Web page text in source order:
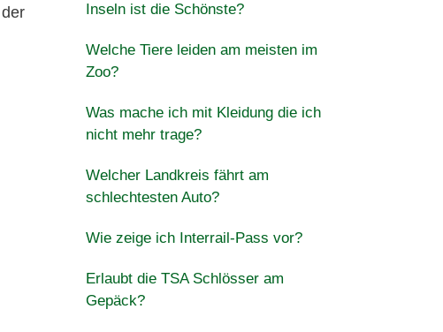
Inseln ist die Schönste?
Welche Tiere leiden am meisten im
Zoo?
Was mache ich mit Kleidung die ich
nicht mehr trage?
Welcher Landkreis fährt am
schlechtesten Auto?
Wie zeige ich Interrail-Pass vor?
Erlaubt die TSA Schlösser am
Gepäck?